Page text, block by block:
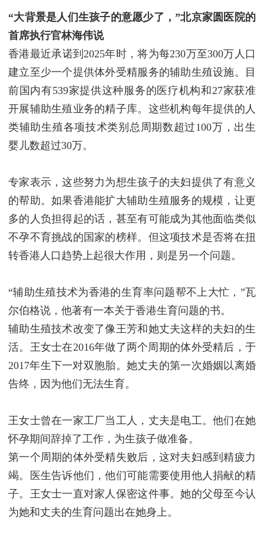
“大背景是人们生孩子的意愿少了，”北京家圆医院的
首席执行官林海伟说
香港最近承诺到2025年时，将为每230万至300万人口
建立至少一个提供体外受精服务的辅助生殖设施。目
前国内有539家提供这种服务的医疗机构和27家获准
开展辅助生殖业务的精子库。这些机构每年提供的人
类辅助生殖各项技术类别总周期数超过100万，出生
婴儿数超过30万。
专家表示，这些努力为想生孩子的夫妇提供了有意义
的帮助。如果香港能扩大辅助生殖服务的规模，让更
多的人负担得起的话，甚至有可能成为其他面临类似
不孕不育挑战的国家的榜样。但这项技术是否将在扭
转香港人口趋势上起很大作用，则是另一个问题。
“辅助生殖技术为香港的生育率问题帮不上大忙，”瓦
尔伯格说，他著有一本关于香港生育问题的书。
辅助生殖技术改变了像王芳和她丈夫这样的夫妇的生
活。王女士在2016年做了两个周期的体外受精后，于
2017年生下一对双胞胎。她丈夫的第一次婚姻以离婚
告终，因为他们无法生育。
王女士曾在一家工厂当工人，丈夫是电工。他们在她
怀孕期间辞掉了工作，为生孩子做准备。
第一个周期的体外受精失败后，这对夫妇感到精疲力
竭。医生告诉他们，他们可能需要使用他人捐献的精
子。王女士一直对家人保密这件事。她的父母至今认
为她和丈夫的生育问题出在她身上。